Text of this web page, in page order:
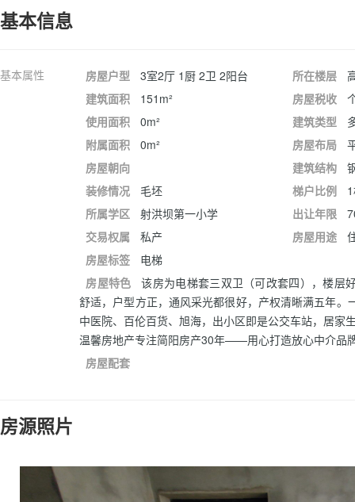
基本信息
基本属性 房屋户型 3室2厅 1厨 2卫 2阳台 所在楼层
建筑面积
151m² 房屋税收
使用面积
0m² 建筑类型
附属面积
0m² 房屋布局
房屋朝向
建筑结构
装修情况
毛坯 梯户比例
所属学区
射洪坝第一小学 出让年限
交易权属
私产 房屋用途
房屋标签
电梯
房屋特色
该房为电梯套三双卫（可改套四），楼层
舒适，户型方正，通风采光都很好，产权清晰满五年。
中医院、百伦百货、旭海，出小区即是公交车站，居家
温馨房地产专注简阳房产30年——用心打造放心中介品
房屋配套
房源照片